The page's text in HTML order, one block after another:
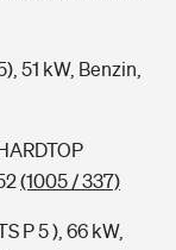
51 kW, Benzin,
(1005 / 337)
P 5 ), 66 kW,